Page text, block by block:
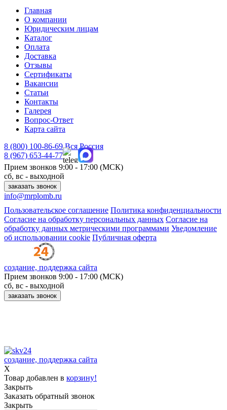
Главная
О компании
Юридическим лицам
Каталог
Оплата
Доставка
Отзывы
Сертификаты
Вакансии
Статьи
Контакты
Галерея
Вопрос-Ответ
Карта сайта
8 (800) 100-86-69 Вся Россия
8 (967) 653-44-77
Прием звонков 9:00 - 17:00 (МСК)
сб, вс - выходной
заказать звонок
info@mrplomb.ru
Пользовательское соглашение Политика конфиденциальности
Согласие на обработку персональных данных Согласие на
обработку данных метрическими программами Уведомление
об использовании cookie Публичная оферта
создание, поддержка сайта
Прием звонков 9:00 - 17:00 (МСК)
сб, вс - выходной
заказать звонок
создание, поддержка сайта
X
Товар добавлен в корзину!
Закрыть
Заказать обратный звонок
Закрыть